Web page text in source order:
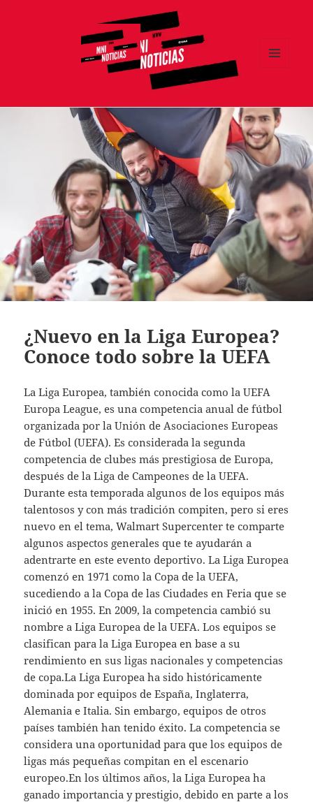
¿Nuevo en la Liga Europea?
Conoce todo sobre la UEFA
La Liga Europea, también conocida como la UEFA
Europa League, es una competencia anual de fútbol
organizada por la Unión de Asociaciones Europeas
de Fútbol (UEFA). Es considerada la segunda
competencia de clubes más prestigiosa de Europa,
después de la Liga de Campeones de la UEFA.
Durante esta temporada algunos de los equipos más
talentosos y con más tradición compiten, pero si eres
nuevo en el tema, Walmart Supercenter te comparte
algunos aspectos generales que te ayudarán a
adentrarte en este evento deportivo. La Liga Europea
comenzó en 1971 como la Copa de la UEFA,
sucediendo a la Copa de las Ciudades en Feria que se
inició en 1955. En 2009, la competencia cambió su
nombre a Liga Europea de la UEFA. Los equipos se
clasifican para la Liga Europea en base a su
rendimiento en sus ligas nacionales y competencias
de copa.La Liga Europea ha sido históricamente
dominada por equipos de España, Inglaterra,
Alemania e Italia. Sin embargo, equipos de otros
países también han tenido éxito. La competencia se
considera una oportunidad para que los equipos de
ligas más pequeñas compitan en el escenario
europeo.En los últimos años, la Liga Europea ha
ganado importancia y prestigio, debido en parte a los